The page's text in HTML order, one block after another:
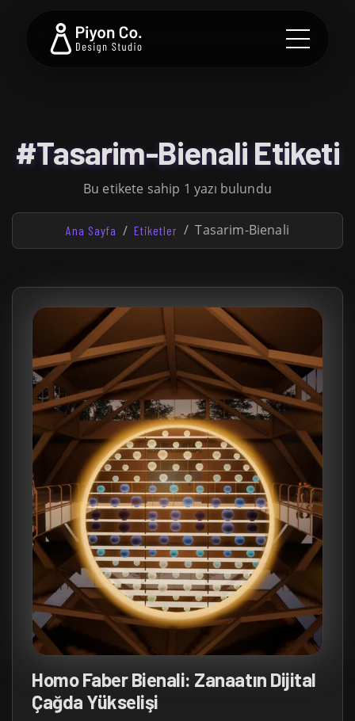
#Tasarim-Bienali Etiketi
Bu etikete sahip 1 yazı bulundu
Ana Sayfa Etiketler Tasarim-Bienali
Homo Faber Bienali: Zanaatın Dijital
Çağda Yükselişi